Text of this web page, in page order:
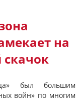
на
скачок
был большим
войн» по многим